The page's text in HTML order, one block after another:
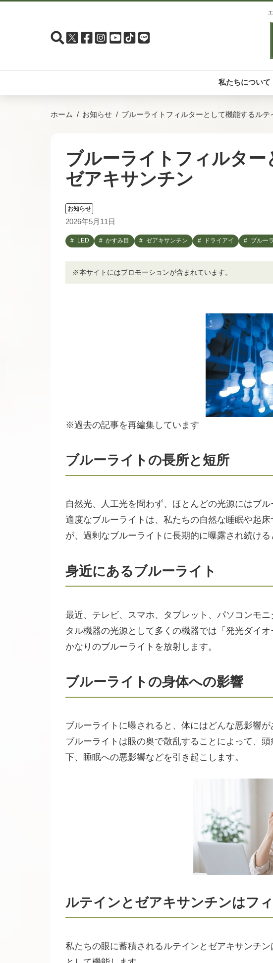
私たちについて
ホーム お知らせ ブルーライトフィルターとして機能するルテ
ブルーライトフィルタ
ゼアキサンチン
お知らせ
2026年5月11日
LED かすみ目 ゼアキサンチン ドライアイ ブルー
※本サイトにはプロモーションが含まれています。
※過去の記事を再編集しています
ブルーライトの長所と短所
自然光、人工光を問わず、ほとんどの光源にはブ
適度なブルーライトは、私たちの自然な睡眠や起
が、過剰なブルーライトに長期的に曝露され続ける
身近にあるブルーライト
最近、テレビ、スマホ、タブレット、パソコンモ
タル機器の光源として多くの機器では「発光ダイ
かなりのブルーライトを放射します。
ブルーライトの身体への影響
ブルーライトに曝されると、体にはどんな悪影響が
ブルーライトは眼の奥で散乱することによって、
下、睡眠への悪影響などを引き起こします。
ルテインとゼアキサンチンはフ
私たちの眼に蓄積されるルテインとゼアキサンチ